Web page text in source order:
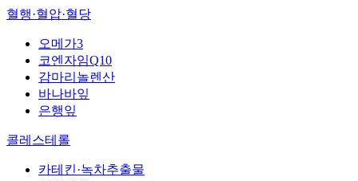
혈행·혈압·혈당
오메가3
코엔자임Q10
감마리놀렌산
바나바잎
은행잎
콜레스테롤
카테킨·녹차추출물